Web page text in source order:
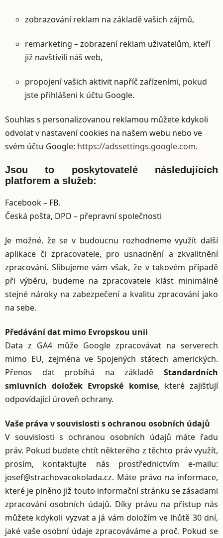
zobrazování reklam na základě vašich zájmů,
remarketing – zobrazení reklam uživatelům, kteří
již navštívili náš web,
propojení vašich aktivit napříč zařízeními, pokud
jste přihlášeni k účtu Google.
Souhlas s personalizovanou reklamou můžete kdykoli
odvolat v nastavení cookies na našem webu nebo ve
svém účtu Google: https://adssettings.google.com.
Jsou to poskytovatelé následujících
platforem a služeb:
Facebook – FB.
Česká pošta, DPD – přepravní společnosti
Je možné, že se v budoucnu rozhodneme využít další
aplikace či zpracovatele, pro usnadnění a zkvalitnění
zpracování. Slibujeme vám však, že v takovém případě
při výběru, budeme na zpracovatele klást minimálně
stejné nároky na zabezpečení a kvalitu zpracování jako
na sebe.
Předávání dat mimo Evropskou unii
Data z GA4 může Google zpracovávat na serverech
mimo EU, zejména ve Spojených státech amerických.
Přenos dat probíhá na základě Standardních
smluvních doložek Evropské komise, které zajišťují
odpovídající úroveň ochrany.
Vaše práva v souvislosti s ochranou osobních údajů
V souvislosti s ochranou osobních údajů máte řadu
práv. Pokud budete chtít některého z těchto práv využít,
prosím, kontaktujte nás prostřednictvím e-mailu:
josef@strachovacokolada.cz. Máte právo na informace,
které je plněno již touto informační stránku se zásadami
zpracování osobních údajů. Díky právu na přístup nás
můžete kdykoli vyzvat a já vám doložím ve lhůtě 30 dní,
jaké vaše osobní údaje zpracováváme a proč. Pokud se